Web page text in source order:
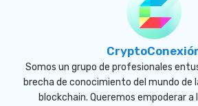
Somos un grupo de profesionales
brecha de conocimiento del mundo de
blockchain. Queremos empoderar a